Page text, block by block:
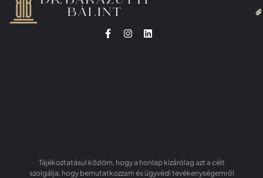
Tájékoztatásul közlöm, hogy a honlap kizárólag azt a célt
szolgálja, hogy bemutatkozzam és ügyvédi tevékenységemről